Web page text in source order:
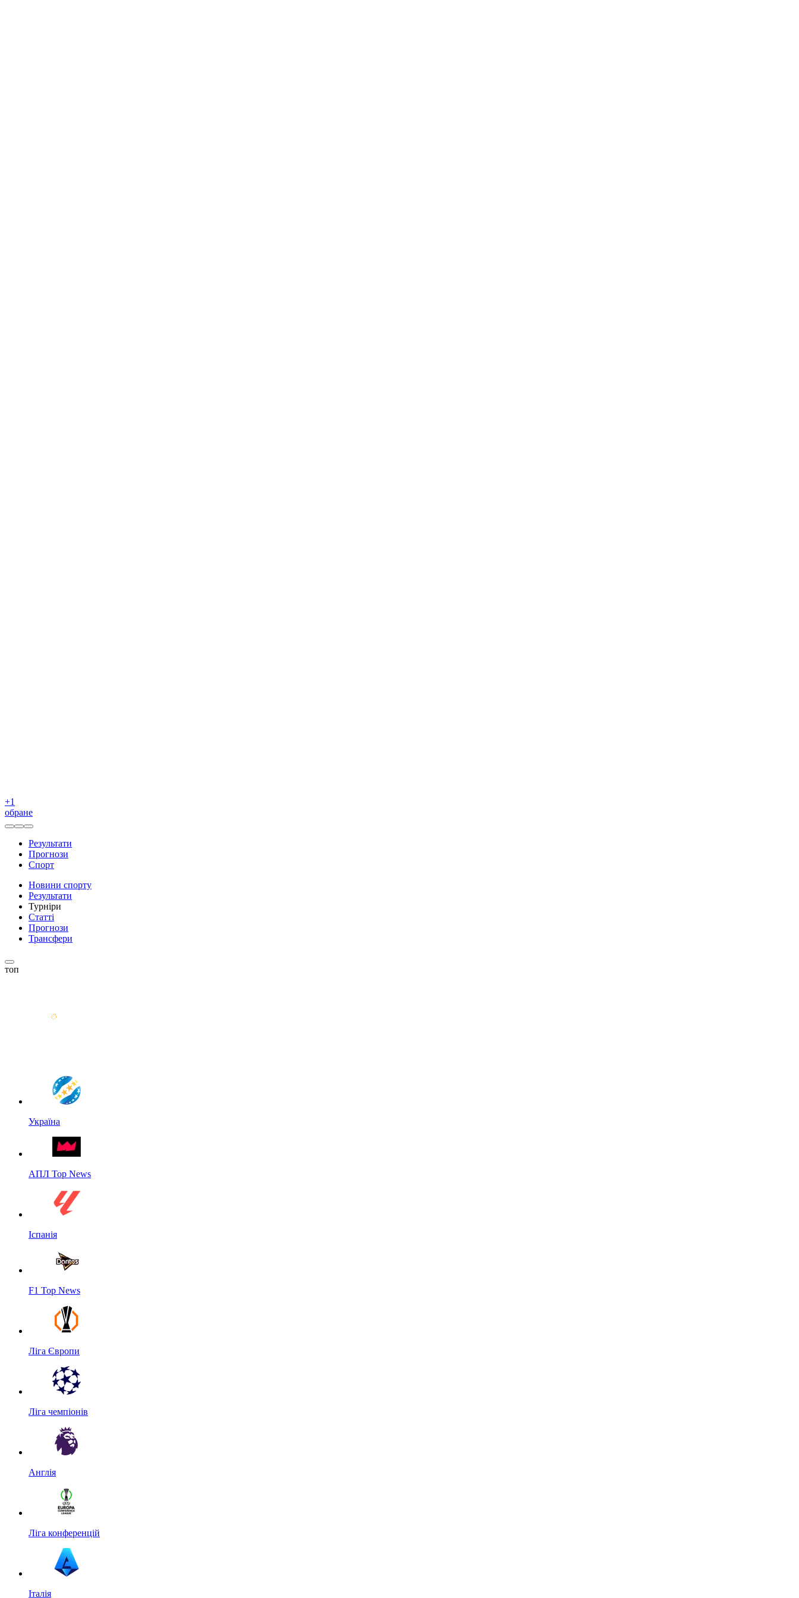
+1
обране
Результати
Прогнози
Спорт
Новини спорту
Результати
Турніри
Статті
Прогнози
Трансфери
топ
Україна
АПЛ Top News
Іспанія
F1 Top News
Ліга Європи
Ліга чемпіонів
Англія
Ліга конференцій
Італія